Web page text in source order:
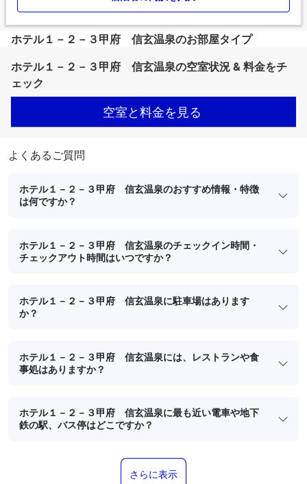
ホテル１－２－３甲府 信玄温泉のお部屋タイプ
ホテル１－２－３甲府 信玄温泉の空室状況 & 料金をチ
ェック
空室と料金を見る
よくあるご質問
ホテル１－２－３甲府 信玄温泉のおすすめ情報・特徴
は何ですか？
ホテル１－２－３甲府 信玄温泉のチェックイン時間・
チェックアウト時間はいつですか？
ホテル１－２－３甲府 信玄温泉に駐車場はあります
か？
ホテル１－２－３甲府 信玄温泉には、レストランや食
事処はありますか？
ホテル１－２－３甲府 信玄温泉に最も近い電車や地下
鉄の駅、バス停はどこですか？
さらに表示